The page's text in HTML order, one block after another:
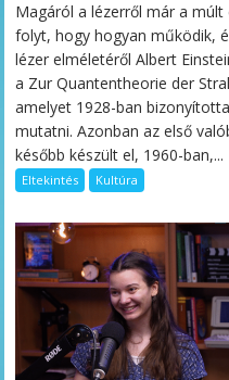
Magáról a lézerről már a
folyt, hogy hogyan működik,
lézer elméletéről Albert
a Zur Quantentheorie der
amelyet 1928-ban
mutatni. Azonban az első
később készült el, 1960-ban,...
Eltekintés Kultúra